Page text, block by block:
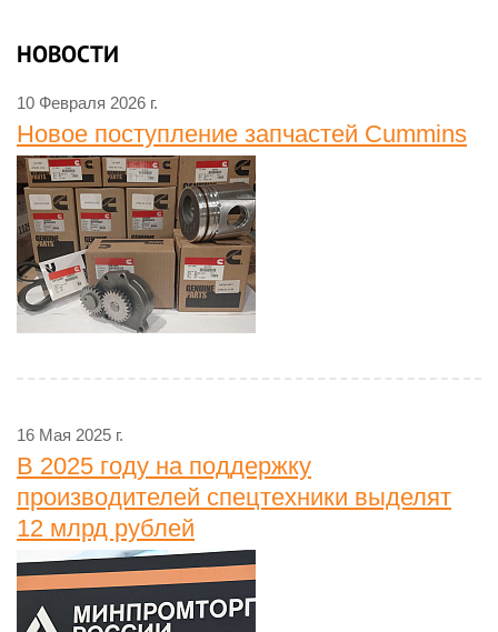
НОВОСТИ
10 Февраля 2026 г.
Новое поступление запчастей Cummins
16 Мая 2025 г.
В 2025 году на поддержку
производителей спецтехники выделят
12 млрд рублей